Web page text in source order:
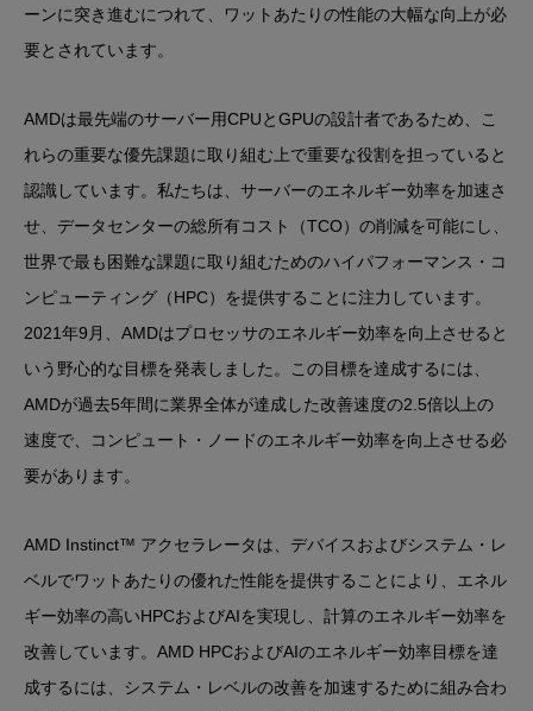
ーンに突き進むにつれて、ワットあたりの性能の大幅な向上が必
要とされています。
AMDは最先端のサーバー用CPUとGPUの設計者であるため、こ
れらの重要な優先課題に取り組む上で重要な役割を担っていると
認識しています。私たちは、サーバーのエネルギー効率を加速さ
せ、データセンターの総所有コスト（TCO）の削減を可能にし、
世界で最も困難な課題に取り組むためのハイパフォーマンス・コ
ンピューティング（HPC）を提供することに注力しています。
2021年9月、AMDはプロセッサのエネルギー効率を向上させると
いう野心的な目標を発表しました。この目標を達成するには、
AMDが過去5年間に業界全体が達成した改善速度の2.5倍以上の
速度で、コンピュート・ノードのエネルギー効率を向上させる必
要があります。
AMD Instinct™ アクセラレータは、デバイスおよびシステム・レ
ベルでワットあたりの優れた性能を提供することにより、エネル
ギー効率の高いHPCおよびAIを実現し、計算のエネルギー効率を
改善しています。AMD HPCおよびAIのエネルギー効率目標を達
成するには、システム・レベルの改善を加速するために組み合わ